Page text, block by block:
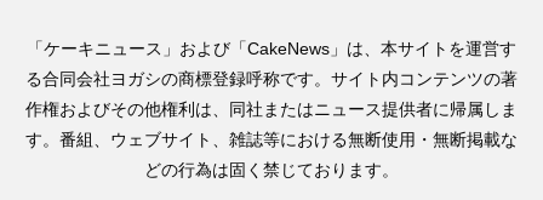
「ケーキニュース」および「CakeNews」は、本サイトを運営す
る合同会社ヨガシの商標登録呼称です。サイト内コンテンツの著
作権およびその他権利は、同社またはニュース提供者に帰属しま
す。番組、ウェブサイト、雑誌等における無断使用・無断掲載な
どの行為は固く禁じております。